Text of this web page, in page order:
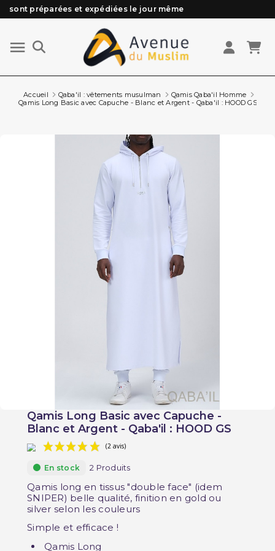
Besoin d'aide ? Retrouvez notre FAQ
Livraison offerte à partir de 89€ d'achat*
Les Commandes passées avant 15h (lun au Vend)
sont préparées et expédiées le jour même
Accueil Qaba'il : vêtements musulman
Qamis Qaba'il Homme
Qamis Long Basic avec Capuche - Blanc et Argent - Qaba'il : HOOD GS
Qamis Long Basic avec Capuche -
Blanc et Argent - Qaba'il : HOOD GS
En stock 2 Produits
Qamis long en tissus "double face" (idem
SNIPER) belle qualité, finition en gold ou
silver selon les couleurs
Simple et efficace !
Qamis Long